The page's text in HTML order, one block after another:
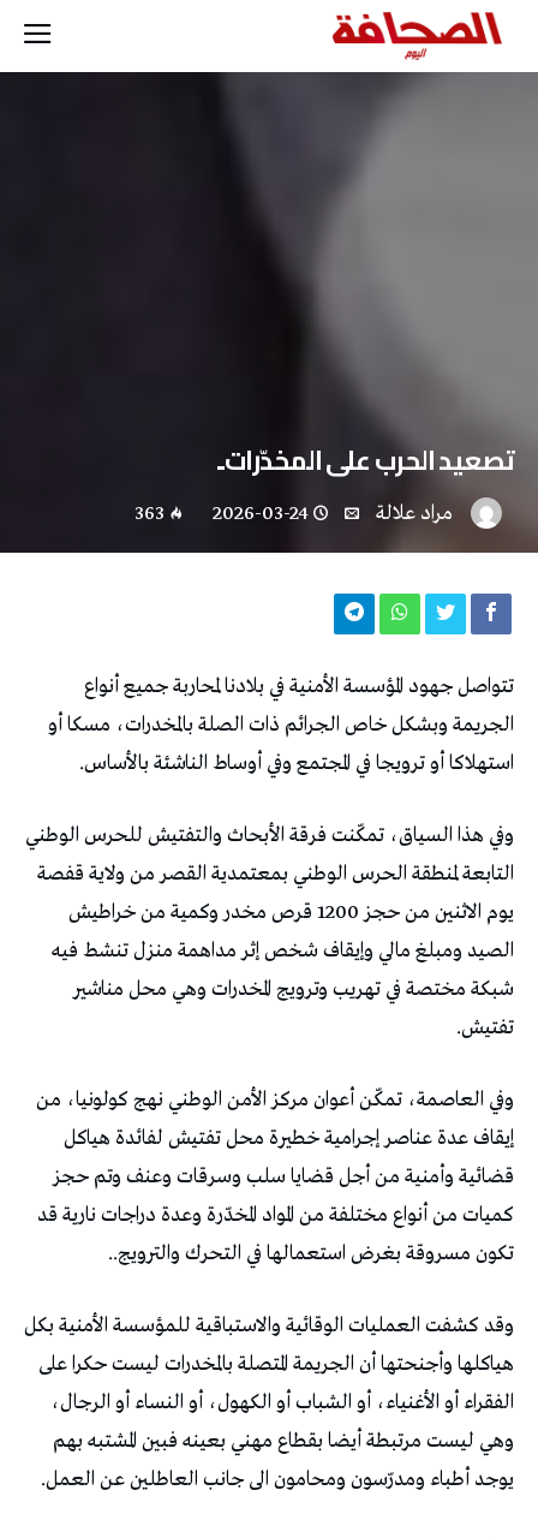
تصعيد الحرب على المخدّرات..
مراد علالة 2026-03-24
363
تتواصل جهود المؤسسة الأمنية في بلادنا لمحاربة جميع أنواع
الجريمة وبشكل خاص الجرائم ذات الصلة بالمخدرات، مسكا أو
استهلاكا أو ترويجا في المجتمع وفي أوساط الناشئة بالأساس.
وفي هذا السياق، تمكّنت فرقة الأبحاث والتفتيش للحرس الوطني
التابعة لمنطقة الحرس الوطني بمعتمدية القصر من ولاية قفصة
يوم الاثنين من حجز 1200 قرص مخدر وكمية من خراطيش
الصيد ومبلغ مالي وإيقاف شخص إثر مداهمة منزل تنشط فيه
شبكة مختصة في تهريب وترويج المخدرات وهي محل مناشير
تفتيش.
وفي العاصمة، تمكّن أعوان مركز الأمن الوطني نهج كولونيا، من
إيقاف عدة عناصر إجرامية خطيرة محل تفتيش لفائدة هياكل
قضائية وأمنية من أجل قضايا سلب وسرقات وعنف وتم حجز
كميات من أنواع مختلفة من المواد المخدّرة وعدة دراجات نارية قد
تكون مسروقة بغرض استعمالها في التحرك والترويج..
وقد كشفت العمليات الوقائية والاستباقية للمؤسسة الأمنية بكل
هياكلها وأجنحتها أن الجريمة المتصلة بالمخدرات ليست حكرا على
الفقراء أو الأغنياء، أو الشباب أو الكهول، أو النساء أو الرجال،
وهي ليست مرتبطة أيضا بقطاع مهني بعينه فبين المشتبه بهم
يوجد أطباء ومدرّسون ومحامون الى جانب العاطلين عن العمل.